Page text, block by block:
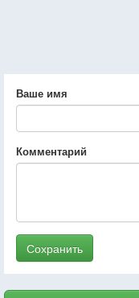
Ваше имя
Комментарий
Сохранить